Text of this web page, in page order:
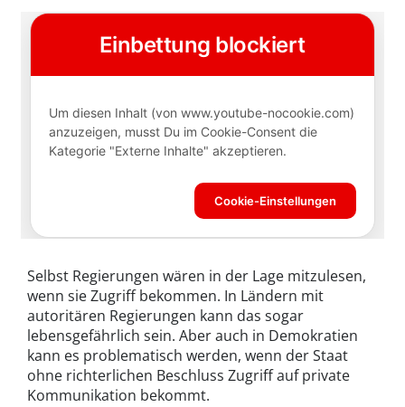
Selbst Regierungen wären in der Lage mitzulesen,
wenn sie Zugriff bekommen. In Ländern mit
autoritären Regierungen kann das sogar
lebensgefährlich sein. Aber auch in Demokratien
kann es problematisch werden, wenn der Staat
ohne richterlichen Beschluss Zugriff auf private
Kommunikation bekommt.